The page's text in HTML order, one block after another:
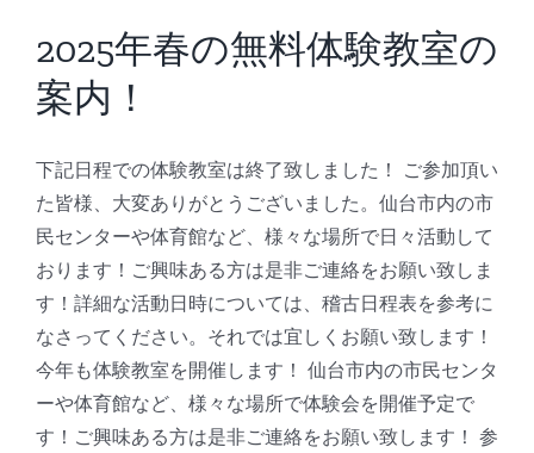
言
板
演！
は
2025年春の無料体験教室の
案内！
下記日程での体験教室は終了致しました！ ご参加頂い
た皆様、大変ありがとうございました。仙台市内の市
民センターや体育館など、様々な場所で日々活動して
おります！ご興味ある方は是非ご連絡をお願い致しま
す！詳細な活動日時については、稽古日程表を参考に
なさってください。それでは宜しくお願い致します！
今年も体験教室を開催します！ 仙台市内の市民センタ
ーや体育館など、様々な場所で体験会を開催予定で
す！ご興味ある方は是非ご連絡をお願い致します！ 参